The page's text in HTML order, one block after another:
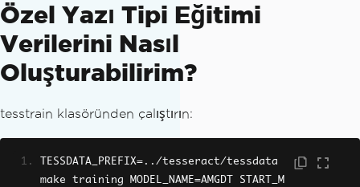
Özel Yazı Tipi Eğitimi
Verilerini Nasıl
Oluşturabilirim?
tesstrain klasöründen çalıştırın:
TESSDATA_PREFIX=../tesseract/tessdata
make training MODEL_NAME=AMGDT START_M